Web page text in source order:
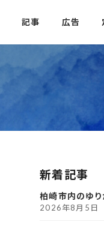
記事 広告
新着記事
柏崎市内のゆ
2026年8月5日